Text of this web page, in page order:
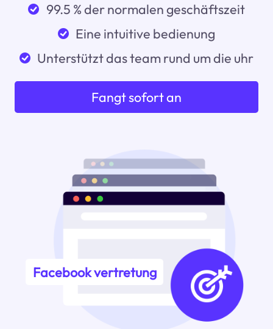
99.5 % der normalen geschäftszeit
Eine intuitive bedienung
Unterstützt das team rund um die uhr
Fangt sofort an
Facebook vertretung